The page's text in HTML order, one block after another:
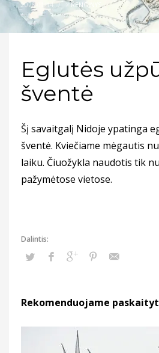
2026-01-14 / >RENGINYS
Eglutės
šventė
Šį savaitgalį Nidoje ypatinga
šventė. Kviečiame mėgautis
laiku. Čiuožykla naudotis tik
pažymėtose vietose.
Rekomenduojame